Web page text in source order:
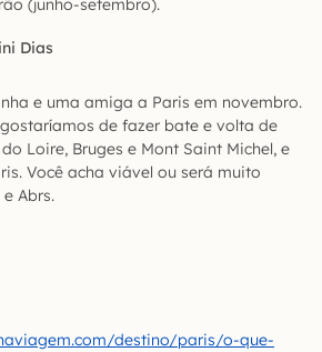
(junho-setembro).
Dias
e uma amiga a Paris em novembro.
de fazer bate e volta de
Loire, Bruges e Mont Saint Michel, e
Você acha viável ou será muito
Abrs.
destino/paris/o-que-